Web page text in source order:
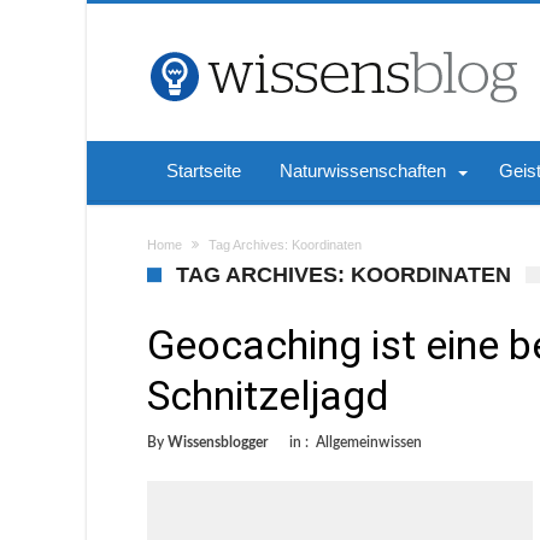
Startseite Naturwissenschaften
Home Tag Archives: Koordinaten
TAG ARCHIVES: KOORDINATEN
Geocaching ist eine
Schnitzeljagd
By Wissensblogger in : Allgemeinwissen